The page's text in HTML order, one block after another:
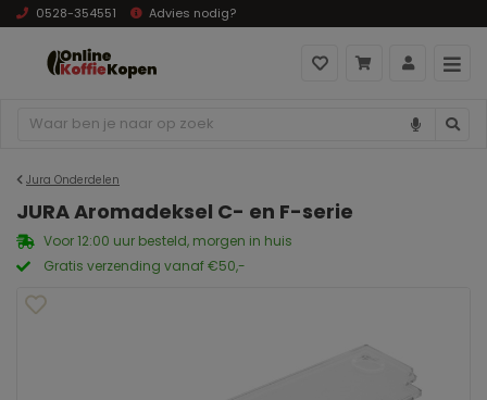
0528-354551 Advies nodig?
Jura Onderdelen
JURA Aromadeksel C- en F-serie
Voor 12:00 uur besteld, morgen in huis
Gratis verzending vanaf €50,-